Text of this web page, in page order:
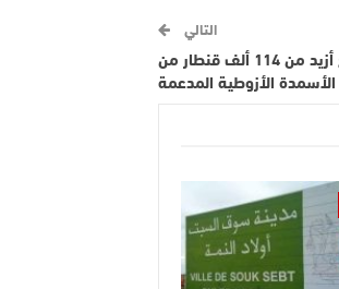
التالي
بني ملال ـ خنيفرة.. توزيع أزيد من 114 ألف قنطار من
الأسمدة الأزوطية المدعمة